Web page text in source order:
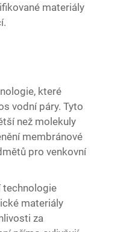
materiály
které
vodní páry. Tyto
než molekuly
membránové
pro venkovní
technologie
materiály
za